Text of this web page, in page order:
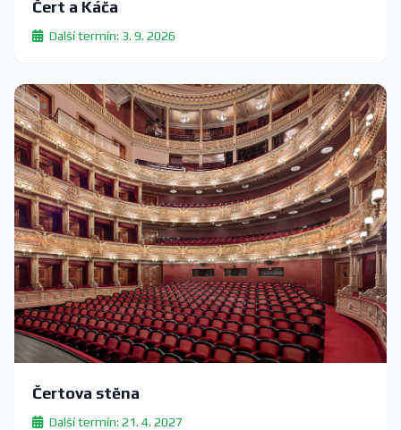
Čert a Káča
Další termín: 3. 9. 2026
Čertova stěna
Další termín: 21. 4. 2027